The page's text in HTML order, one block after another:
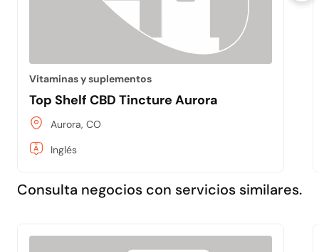
Vitaminas y suplementos
Top Shelf CBD Tincture Aurora
Aurora, CO
Inglés
Consulta negocios con servicios similares.